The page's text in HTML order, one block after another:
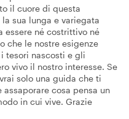
il cuore di questa
sua lunga e variegata
essere né costrittivo né
che le nostre esigenze
tesori nascosti e gli
vivo il nostro interesse. Se
solo una guida che ti
cosa pensa un
in cui vive. Grazie